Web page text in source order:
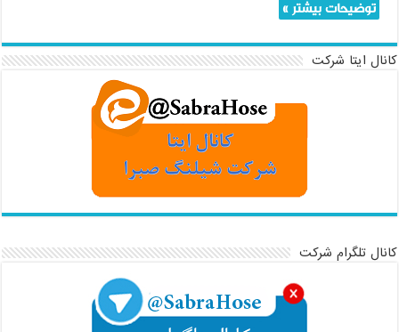
توضیحات بیشتر »
کانال ایتا شرکت
کانال تلگرام شرکت